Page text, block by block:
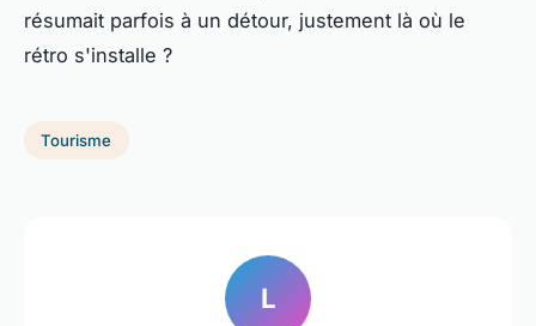
résumait parfois à un détour, justement là où le
rétro s'installe ?
Tourisme
L